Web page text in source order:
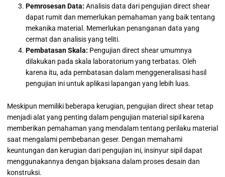
Pemrosesan Data: Analisis data dari pengujian direct shear
dapat rumit dan memerlukan pemahaman yang baik tentang
mekanika material. Memerlukan penanganan data yang
cermat dan analisis yang teliti.
Pembatasan Skala: Pengujian direct shear umumnya
dilakukan pada skala laboratorium yang terbatas. Oleh
karena itu, ada pembatasan dalam menggeneralisasi hasil
pengujian ini untuk aplikasi lapangan yang lebih luas.
Meskipun memiliki beberapa kerugian, pengujian direct shear tetap
menjadi alat yang penting dalam pengujian material sipil karena
memberikan pemahaman yang mendalam tentang perilaku material
saat mengalami pembebanan geser. Dengan memahami
keuntungan dan kerugian dari pengujian ini, insinyur sipil dapat
menggunakannya dengan bijaksana dalam proses desain dan
konstruksi.